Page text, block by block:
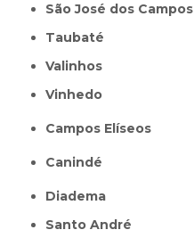
São José dos Campos
Taubaté
Valinhos
Vinhedo
Campos Elíseos
Canindé
Diadema
Santo André